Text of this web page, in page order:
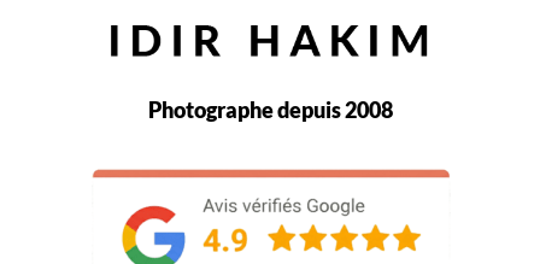
Photographe depuis 2008